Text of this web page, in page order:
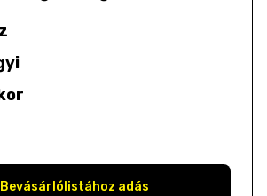
Bevásárlólistához adás